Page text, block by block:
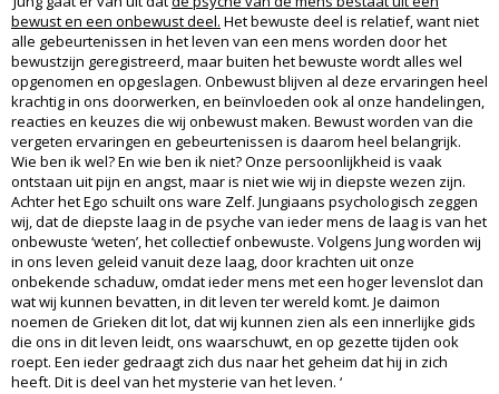
bewust en een onbewust deel. Het bewuste deel is relatief, want niet
alle gebeurtenissen in het leven van een mens worden door het
bewustzijn geregistreerd, maar buiten het bewuste wordt alles wel
opgenomen en opgeslagen. Onbewust blijven al deze ervaringen heel
krachtig in ons doorwerken, en beïnvloeden ook al onze handelingen,
reacties en keuzes die wij onbewust maken. Bewust worden van die
vergeten ervaringen en gebeurtenissen is daarom heel belangrijk.
Wie ben ik wel? En wie ben ik niet? Onze persoonlijkheid is vaak
ontstaan uit pijn en angst, maar is niet wie wij in diepste wezen zijn.
Achter het Ego schuilt ons ware Zelf. Jungiaans psychologisch zeggen
wij, dat de diepste laag in de psyche van ieder mens de laag is van het
onbewuste ‘weten’, het collectief onbewuste. Volgens Jung worden wij
in ons leven geleid vanuit deze laag, door krachten uit onze
onbekende schaduw, omdat ieder mens met een hoger levenslot dan
wat wij kunnen bevatten, in dit leven ter wereld komt. Je daimon
noemen de Grieken dit lot, dat wij kunnen zien als een innerlijke gids
die ons in dit leven leidt, ons waarschuwt, en op gezette tijden ook
roept. Een ieder gedraagt zich dus naar het geheim dat hij in zich
heeft. Dit is deel van het mysterie van het leven. ‘